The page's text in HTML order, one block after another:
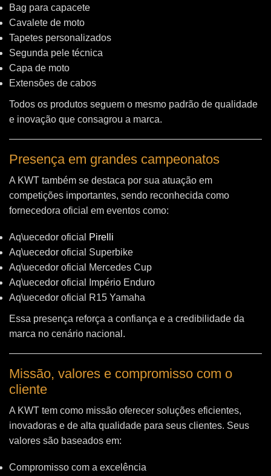
Bag para capacete
Cavalete de moto
Tapetes personalizados
Segunda pele técnica
Capa de moto
Extensões de cabos
Todos os produtos seguem o mesmo padrão de qualidade
e inovação que consagrou a marca.
Presença em grandes campeonatos
A KWT também se destaca por sua atuação em
competições importantes, sendo reconhecida como
fornecedora oficial em eventos como:
Aq\uecedor oficial
Pirelli
Aq\uecedor oficial Superbike
Aq\uecedor oficial Mercedes Cup
Aq\uecedor oficial Império Enduro
Aq\uecedor oficial R15 Yamaha
Essa presença reforça a confiança e a credibilidade da
marca no cenário nacional.
Missão, valores e compromisso com o
cliente
A KWT tem como missão oferecer soluções eficientes,
inovadoras e de alta qualidade para seus clientes. Seus
valores são baseados em:
Compromisso com a excelência